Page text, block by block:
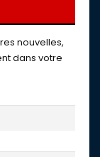
nouvelles,
dans votre